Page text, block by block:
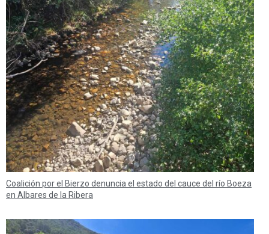
Coalición por el Bierzo denuncia el estado del cauce del río Boeza
en Albares de la Ribera